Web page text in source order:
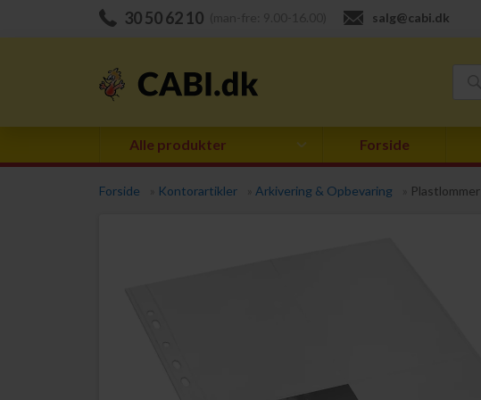
30 50 62 10 salg@cabi.dk
Alle produkter Forside
Forside Kontorartikler Arkivering & Opbevaring Plastlommer